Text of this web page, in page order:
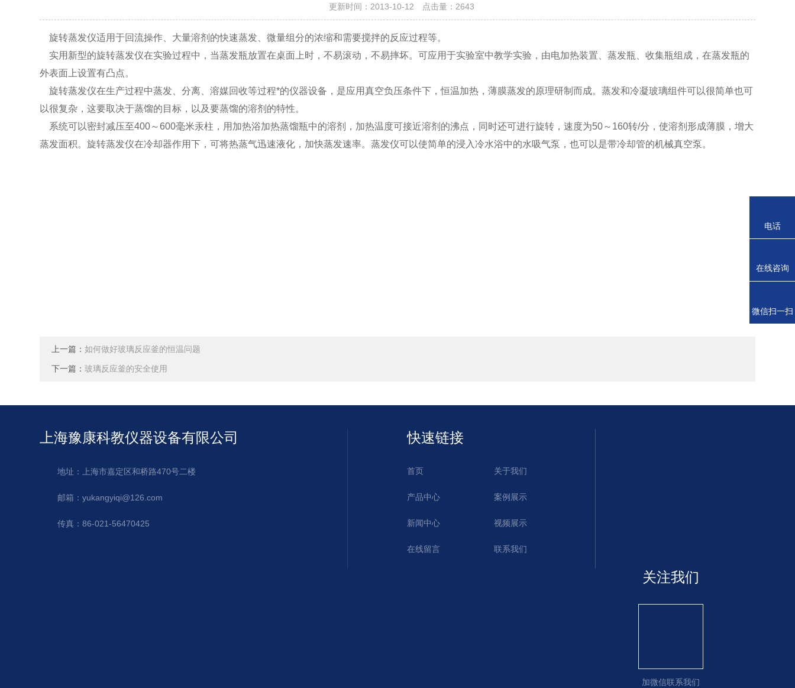
更新时间：2013-10-12 点击量： 2643
旋转蒸发仪适用于回流操作、大量溶剂的快速蒸发、微量组分的浓缩和需要搅拌的反应过程等。
实用新型的旋转蒸发仪在实验过程中，当蒸发瓶放置在桌面上时，不易滚动，不易摔坏。可应用于实验室中教学实验，由电加热装置、蒸发瓶、收集瓶组成，在蒸发瓶的
外表面上设置有凸点。
旋转蒸发仪在生产过程中蒸发、分离、溶媒回收等过程*的仪器设备，是应用真空负压条件下，恒温加热，薄膜蒸发的原理研制而成。蒸发和冷凝玻璃组件可以很简单也可
以很复杂，这要取决于蒸馏的目标，以及要蒸馏的溶剂的特性。
系统可以密封减压至400～600毫米汞柱，用加热浴加热蒸馏瓶中的溶剂，加热温度可接近溶剂的沸点，同时还可进行旋转，速度为50～160转/分，使溶剂形成薄膜，增大
蒸发面积。旋转蒸发仪在冷却器作用下，可将热蒸气迅速液化，加快蒸发速率。蒸发仪可以使简单的浸入冷水浴中的水吸气泵，也可以是带冷却管的机械真空泵。
上一篇：如何做好玻璃反应釜的恒温问题
下一篇：玻璃反应釜的安全使用
上海豫康科教仪器设备有限公司
地址：上海市嘉定区和桥路470号二楼
邮箱：yukangyiqi@126.com
传真：86-021-56470425
快速链接
首页 关于我们
产品中心 案例展示
新闻中心 视频展示
在线留言 联系我们
关注我们
加微信联系我们
电话
在线咨询
微信扫一扫